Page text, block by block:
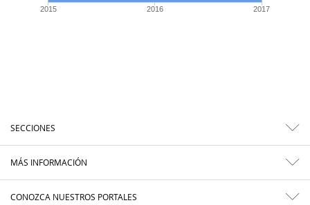
2015 2016 2017
SECCIONES
MÁS INFORMACIÓN
CONOZCA NUESTROS PORTALES